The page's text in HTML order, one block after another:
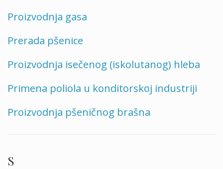
Proizvodnja gasa
Prerada pšenice
Proizvodnja isečenog (iskolutanog) hleba
Primena poliola u konditorskoj industriji
Proizvodnja pšeničnog brašna
S